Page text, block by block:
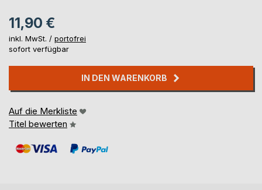
11,90 €
inkl. MwSt. / portofrei
sofort verfügbar
IN DEN WARENKORB
Auf die Merkliste
Titel bewerten